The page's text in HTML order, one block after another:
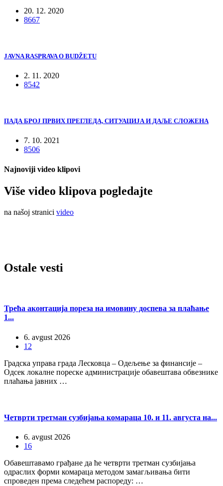
20. 12. 2020
8667
JAVNA RASPRAVA O BUDŽETU
2. 11. 2020
8542
ПАДА БРОЈ ПРВИХ ПРЕГЛЕДА, СИТУАЦИЈА И ДАЉЕ СЛОЖЕНА
7. 10. 2021
8506
Najnoviji video klipovi
Više video klipova pogledajte
na našoj stranici video
Ostale vesti
Трећа аконтација пореза на имовину доспева за плаћање
1...
6. avgust 2026
12
Градска управа града Лесковца – Одељење за финансије –
Одсек локалне пореске администрације обавештава обвезнике
плаћања јавних …
Четврти третман сузбијања комараца 10. и 11. августа на...
6. avgust 2026
16
Обавештавамо грађане да ће четврти третман сузбијања
одраслих форми комараца методом замагљивања бити
спроведен према следећем распореду: …